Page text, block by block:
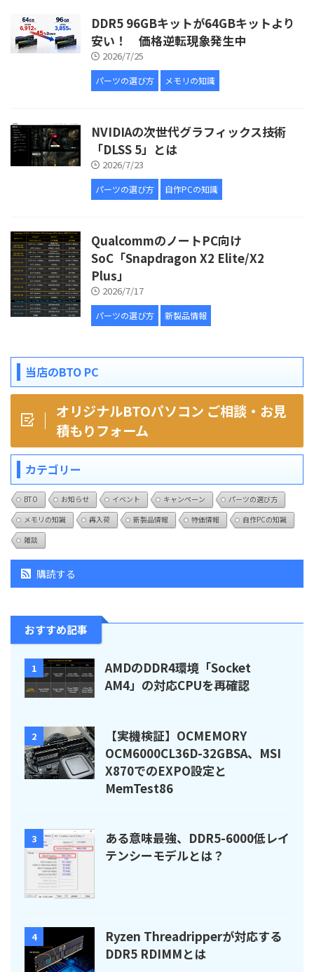
DDR5 96GBキットが64GBキットより
安い！ 価格逆転現象発生中
2026/7/25
パーツの選び方 メモリの知識
NVIDIAの次世代グラフィックス技術
「DLSS 5」とは
2026/7/23
パーツの選び方 自作PCの知識
QualcommのノートPC向け
SoC「Snapdragon X2 Elite/X2
Plus」
2026/7/17
パーツの選び方 新製品情報
当店のBTO PC
オリジナルBTOパソコン ご相談・お見
積もりフォーム
カテゴリー
BTO お知らせ イベント キャンペーン
パーツの選び方
メモリの知識
再入荷 新製品情報 特価情報
自作PCの知識
雑談
購読する
おすすめ記事
1
AMDのDDR4環境「Socket
AM4」の対応CPUを再確認
2
【実機検証】OCMEMORY
OCM6000CL36D-32GBSA、MSI
X870でのEXPO設定と
MemTest86
3
ある意味最強、DDR5-6000低レイ
テンシーモデルとは？
4
Ryzen Threadripperが対応する
DDR5 RDIMMとは